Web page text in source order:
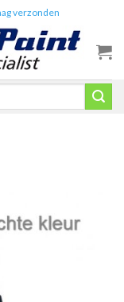
verzonden